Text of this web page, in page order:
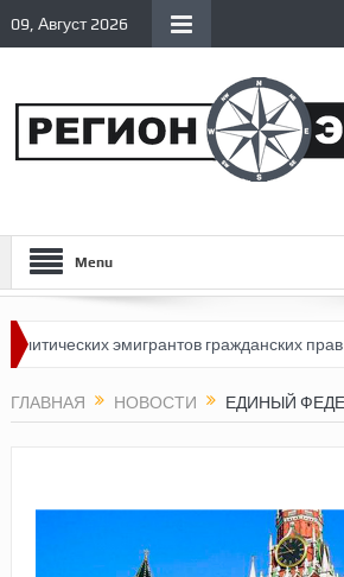
09, Август 2026
Menu
эмигрантов гражданских прав
ГЛАВНАЯ НОВОСТИ ЕДИНЫЙ